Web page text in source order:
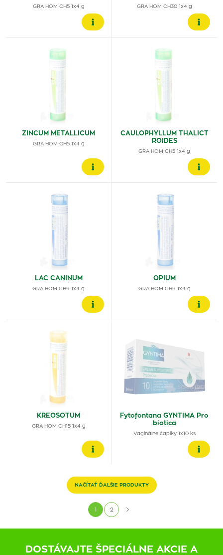
GRA HOM CH5 1x4 g GRA HOM CH30 1x4 g
ZINCUM METALLICUM
GRA HOM CH5 1x4 g
CAULOPHYLLUM THALICT
ROIDES
GRA HOM CH5 1x4 g
LAC CANINUM
GRA HOM CH9 1x4 g
OPIUM
GRA HOM CH9 1x4 g
KREOSOTUM
GRA HOM CH15 1x4 g
Fytofontana GYNTIMA Pro
biotica
Vaginálne čapíky 1x10 ks
NAČÍTAŤ ĎALŠIE PRODUKTY
1 2
DOSTÁVAJTE ŠPECIÁLNE AKCIE A